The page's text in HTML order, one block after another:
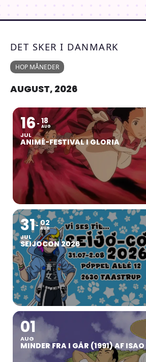
DET SKER I DANMARK
HOP MÅNEDER
AUGUST, 2026
16
JUL
18
AUG
ANIMÉ-FESTIVAL I GLORIA
31
JUL
02
AUG
SEIJOCON 2026
01
AUG
MINDER FRA I GÅR (1991) AF